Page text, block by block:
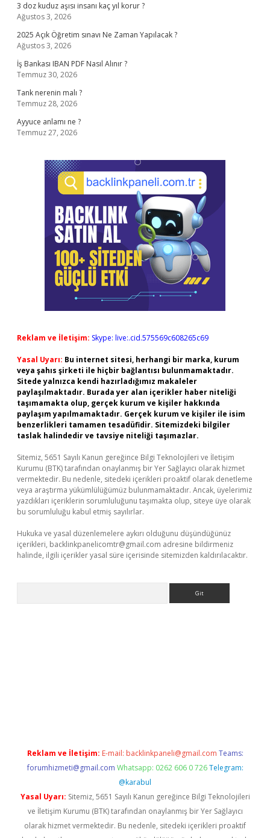
3 doz kuduz aşısı insanı kaç yıl korur ?
Ağustos 3, 2026
2025 Açık Öğretim sınavı Ne Zaman Yapılacak ?
Ağustos 3, 2026
İş Bankası IBAN PDF Nasıl Alınır ?
Temmuz 30, 2026
Tank nerenin malı ?
Temmuz 28, 2026
Ayyuce anlamı ne ?
Temmuz 27, 2026
Reklam ve İletişim: Skype: live:.cid.575569c608265c69
Yasal Uyarı: Bu internet sitesi, herhangi bir marka, kurum
veya şahıs şirketi ile hiçbir bağlantısı bulunmamaktadır.
Sitede yalnızca kendi hazırladığımız makaleler
paylaşılmaktadır. Burada yer alan içerikler haber niteliği
taşımamakta olup, gerçek kurum ve kişiler hakkında
paylaşım yapılmamaktadır. Gerçek kurum ve kişiler ile isim
benzerlikleri tamamen tesadüfidir. Sitemizdeki bilgiler
taslak halindedir ve tavsiye niteliği taşımazlar.
Sitemiz, 5651 Sayılı Kanun gereğince Bilgi Teknolojileri ve İletişim
Kurumu (BTK) tarafından onaylanmış bir Yer Sağlayıcı olarak hizmet
vermektedir. Bu nedenle, sitedeki içerikleri proaktif olarak denetleme
veya araştırma yükümlülüğümüz bulunmamaktadır. Ancak, üyelerimiz
yazdıkları içeriklerin sorumluluğunu taşımakta olup, siteye üye olarak
bu sorumluluğu kabul etmiş sayılırlar.
Hukuka ve yasal düzenlemelere aykırı olduğunu düşündüğünüz
içerikleri, backlinkpanelicomtr@gmail.com adresine bildirmeniz
halinde, ilgili içerikler yasal süre içerisinde sitemizden kaldırılacaktır.
Reklam ve İletişim: E-mail: backlinkpaneli@gmail.com Teams:
forumhizmeti@gmail.com Whatsapp: 0262 606 0 726 Telegram:
@karabul
Yasal Uyarı: Sitemiz, 5651 Sayılı Kanun gereğince Bilgi Teknolojileri
ve İletişim Kurumu (BTK) tarafından onaylanmış bir Yer Sağlayıcı
olarak hizmet vermektedir. Bu nedenle, sitedeki içerikleri proaktif